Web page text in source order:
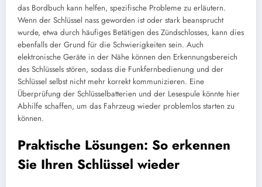
das Bordbuch kann helfen, spezifische Probleme zu erläutern.
Wenn der Schlüssel nass geworden ist oder stark beansprucht
wurde, etwa durch häufiges Betätigen des Zündschlosses, kann dies
ebenfalls der Grund für die Schwierigkeiten sein. Auch
elektronische Geräte in der Nähe können den Erkennungsbereich
des Schlüssels stören, sodass die Funkfernbedienung und der
Schlüssel selbst nicht mehr korrekt kommunizieren. Eine
Überprüfung der Schlüsselbatterien und der Lesespule könnte hier
Abhilfe schaffen, um das Fahrzeug wieder problemlos starten zu
können.
Praktische Lösungen: So erkennen
Sie Ihren Schlüssel wieder